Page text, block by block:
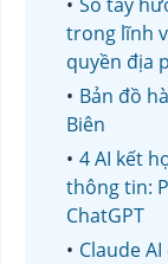
trong lĩnh
quyền địa
Bản đồ
Biên
4 AI kết
thông tin:
ChatGPT
Claude